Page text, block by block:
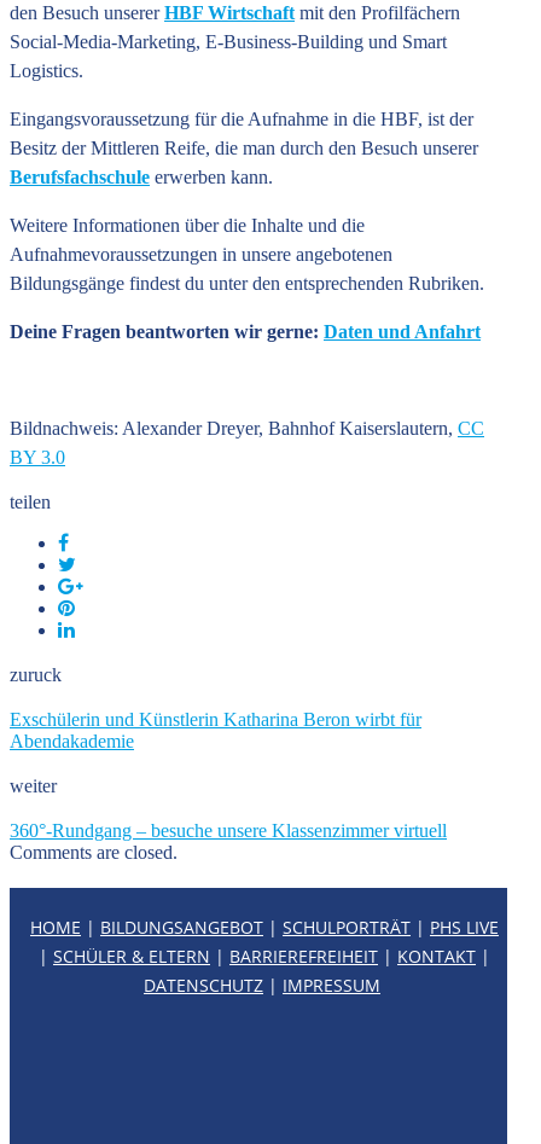
den Besuch unsererHBF Wirtschaft mit den Profilfächern
Social-Media-Marketing, E-Business-Building und Smart
Logistics.
Eingangsvoraussetzung für die Aufnahme in die HBF, ist der
Besitz der Mittleren Reife, die man durch den Besuch unserer
Berufsfachschule erwerben kann.
Weitere Informationen über die Inhalte und die
Aufnahmevoraussetzungen in unsere angebotenen
Bildungsgänge findest du unter den entsprechenden Rubriken.
Deine Fragen beantworten wir gerne: Daten und Anfahrt
Bildnachweis: Alexander Dreyer, Bahnhof Kaiserslautern, CC
BY 3.0
teilen
zuruck
Exschülerin und Künstlerin Katharina Beron wirbt für
Abendakademie
weiter
360°-Rundgang – besuche unsere Klassenzimmer virtuell
Comments are closed.
HOME | BILDUNGSANGEBOT | SCHULPORTRÄT | PHS LIVE
| SCHÜLER & ELTERN | BARRIEREFREIHEIT | KONTAKT |
DATENSCHUTZ | IMPRESSUM